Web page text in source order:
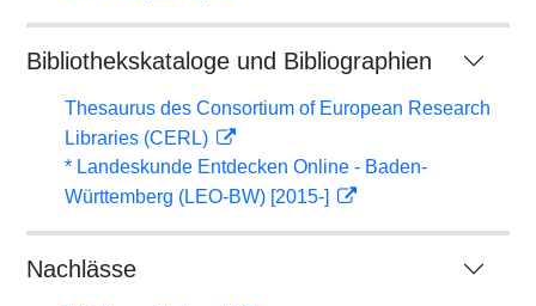
Bibliothekskataloge und Bibliographien
Thesaurus des Consortium of European Research
Libraries (CERL)
* Landeskunde Entdecken Online - Baden-
Württemberg (LEO-BW) [2015-]
Nachlässe